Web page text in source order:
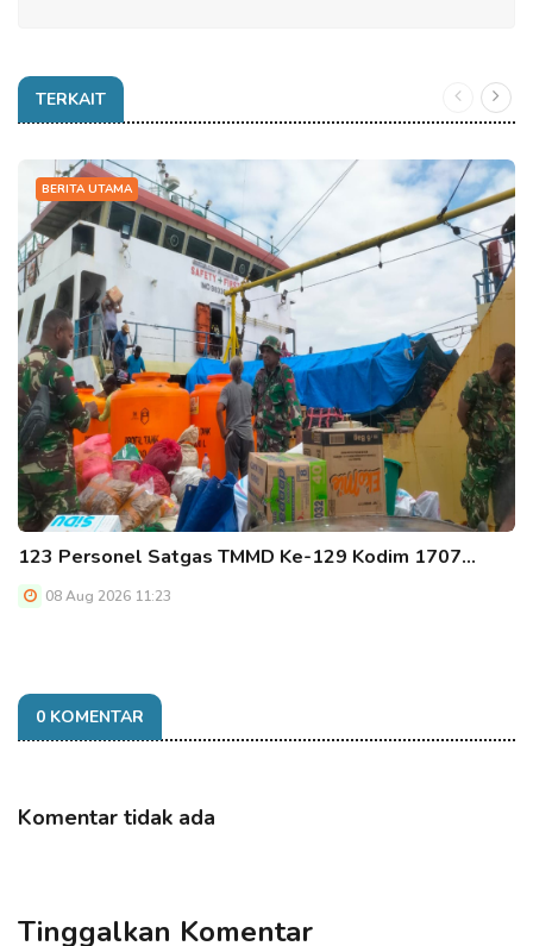
TERKAIT
BERITA UTAMA
123 Personel Satgas TMMD Ke-129 Kodim 1707…
08 Aug 2026 11:23
0 KOMENTAR
Komentar tidak ada
Tinggalkan Komentar